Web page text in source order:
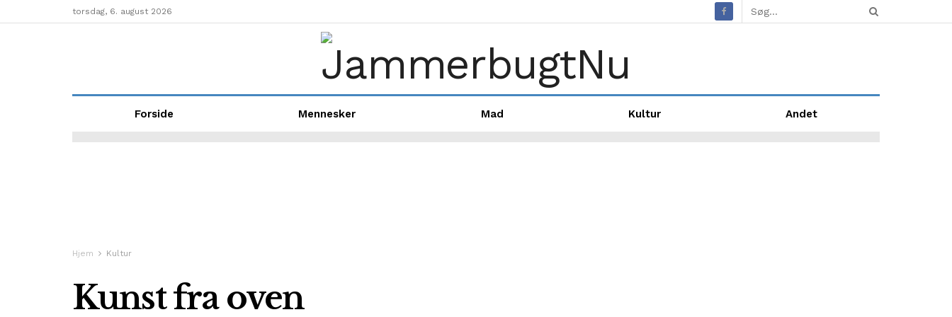
torsdag, 6. august 2026
Forside Mennesker Mad Kultur Andet
Hjem Kultur
Kunst fra oven